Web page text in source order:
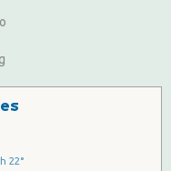
22°